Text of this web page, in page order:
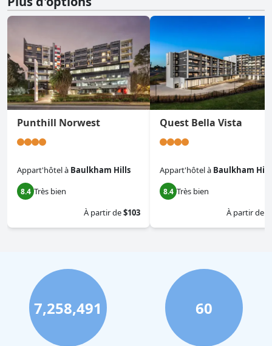
Punthill Norwest
Appart'hôtelà Baulkham Hills
8.4 Très bien
À partir de$103
Quest Bella Vista
Appart'hôtelà Baulkham
8.4 Très bien
À partir de
7,258,491 60